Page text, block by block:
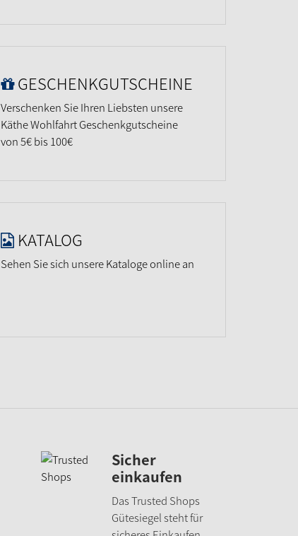
GESCHENKGUTSCHEINE
Verschenken Sie Ihren Liebsten unsere
Käthe Wohlfahrt Geschenkgutscheine
von 5€ bis 100€
KATALOG
Sehen Sie sich unsere Kataloge online an
Sicher
einkaufen
Das Trusted Shops
Gütesiegel steht für